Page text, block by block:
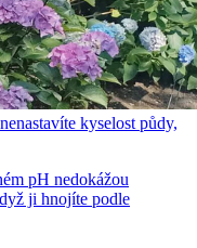
kyselost půdy,
pH nedokážou
ji hnojíte podle